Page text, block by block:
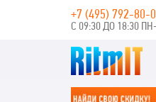
+7 (495) 792-80-
С 09:30 ДО 18:30